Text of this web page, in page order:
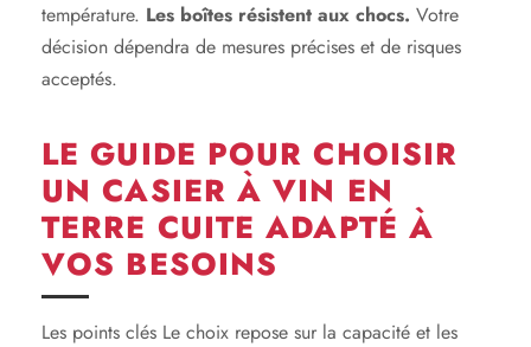
température. Les boîtes résistent aux chocs. Votre
décision dépendra de mesures précises et de risques
acceptés.
LE GUIDE POUR CHOISIR
UN CASIER À VIN EN
TERRE CUITE ADAPTÉ À
VOS BESOINS
Les points clés Le choix repose sur la capacité et les